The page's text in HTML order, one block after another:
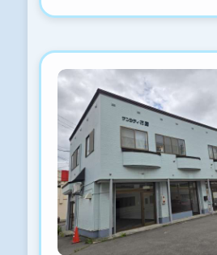
■筒地駅近く♪
青森市筒井１丁目１１－
3月末退去予定
ロードヒーティング対
駐車場可能
物件情報をUPしました
)⸝⚑⚐゛︎︎︎
■官公庁 徒歩圏内 ロー
ング対応
メゾンひまわり-201
青森市堤町2丁目16-3
物件情報をUPしました
)⸝⚑⚐゛︎︎︎